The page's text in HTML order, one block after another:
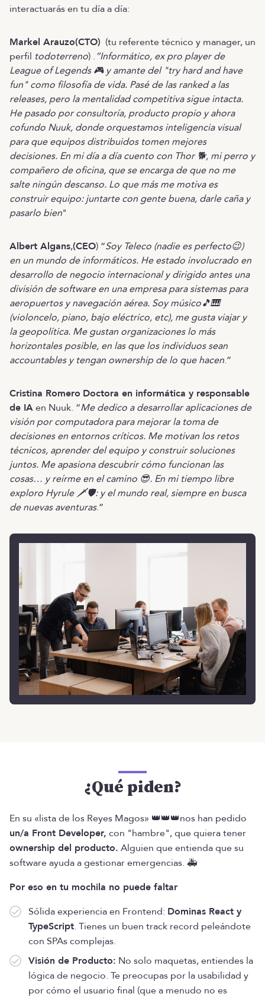
interactuarás en tu día a día:
Markel Arauzo(CTO) (tu referente técnico y manager, un
perfil todoterreno) .”Informático, ex pro player de
League of Legends 🎮 y amante del "try hard and have
fun" como filosofía de vida. Pasé de las ranked a las
releases, pero la mentalidad competitiva sigue intacta.
He pasado por consultoría, producto propio y ahora
cofundo Nuuk, donde orquestamos inteligencia visual
para que equipos distribuidos tomen mejores
decisiones. En mi día a día cuento con Thor 🐕, mi perro y
compañero de oficina, que se encarga de que no me
salte ningún descanso. Lo que más me motiva es
construir equipo: juntarte con gente buena, darle caña y
pasarlo bien"
Albert Algans,(CEO) “Soy Teleco (nadie es perfecto😉)
en un mundo de informáticos. He estado involucrado en
desarrollo de negocio internacional y dirigido antes una
división de software en una empresa para sistemas para
aeropuertos y navegación aérea. Soy músico🎵🎹
(violoncelo, piano, bajo eléctrico, etc), me gusta viajar y
la geopolítica. Me gustan organizaciones lo más
horizontales posible, en las que los individuos sean
accountables y tengan ownership de lo que hacen.”
Cristina Romero Doctora en informática y responsable
de IAen Nuuk. “Me dedico a desarrollar aplicaciones de
visión por computadora para mejorar la toma de
decisiones en entornos críticos. Me motivan los retos
técnicos, aprender del equipo y construir soluciones
juntos. Me apasiona descubrir cómo funcionan las
cosas… y reírme en el camino 😎. En mi tiempo libre
exploro Hyrule 🗡️🛡️: y el mundo real, siempre en busca
de nuevas aventuras.”
¿Qué piden?
En su «lista de los Reyes Magos» 👑👑👑nos han pedido
un/a Front Developer, con "hambre", que quiera tener
ownership del producto. Alguien que entienda que su
software ayuda a gestionar emergencias. 🚑
Por eso en tu mochila no puede faltar
Sólida experiencia en Frontend: Dominas React y
TypeScript. Tienes un buen track record peleándote
con SPAs complejas.
Visión de Producto: No solo maquetas, entiendes la
lógica de negocio. Te preocupas por la usabilidad y
por cómo el usuario final (que a menudo no es